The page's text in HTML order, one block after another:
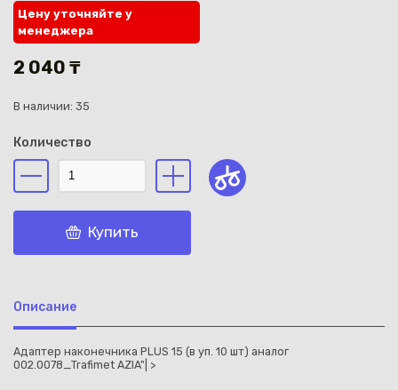
Цену уточняйте у
менеджера
2 040 ₸
В наличии: 35
Количество
Купить
Описание
Адаптер наконечника PLUS 15 (в уп. 10 шт) аналог
002.0078_Trafimet AZIA"| >